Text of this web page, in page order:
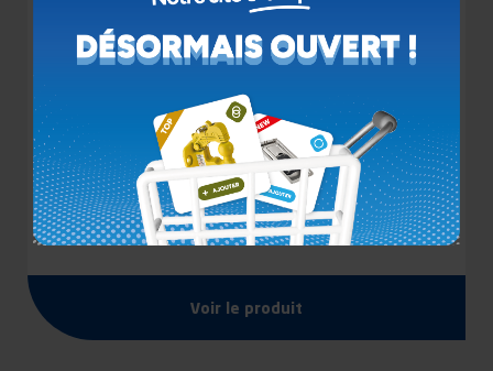
FERMETURE UN POINT SANS BARILLET
ALUMINIUM
Voir le produit